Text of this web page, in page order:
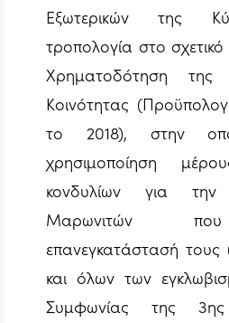
Εξωτερικών της
τροπολογία στο
Χρηματοδότηση της
Κοινότητας
το 2018), στην
χρησιμοποίηση
κονδυλίων για
Μαρωνιτών
επανεγκατάστασή τους
και όλων των
Συμφωνίας της